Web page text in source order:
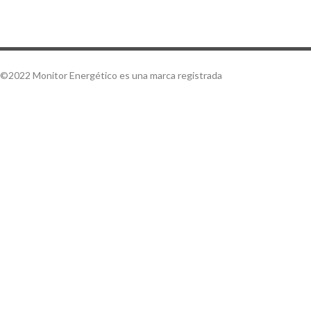
©2022 Monitor Energético es una marca registrada